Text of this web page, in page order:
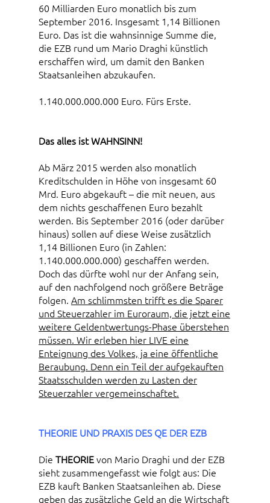
60 Milliarden Euro monatlich bis zum
September 2016. Insgesamt 1,14 Billionen
Euro. Das ist die wahnsinnige Summe die,
die EZB rund um Mario Draghi künstlich
erschaffen wird, um damit den Banken
Staatsanleihen abzukaufen.
1.140.000.000.000 Euro. Fürs Erste.
Das alles ist WAHNSINN!
Ab März 2015 werden also monatlich
Kreditschulden in Höhe von insgesamt 60
Mrd. Euro abgekauft – die mit neuen, aus
dem nichts geschaffenen Euro bezahlt
werden. Bis September 2016 (oder darüber
hinaus) sollen auf diese Weise zusätzlich
1,14 Billionen Euro (in Zahlen:
1.140.000.000.000) geschaffen werden.
Doch das dürfte wohl nur der Anfang sein,
auf den nachfolgend noch größere Beträge
folgen. Am schlimmsten trifft es die Sparer
und Steuerzahler im Euroraum, die jetzt eine
weitere Geldentwertungs-Phase überstehen
müssen. Wir erleben hier LIVE eine
Enteignung des Volkes, ja eine öffentliche
Beraubung. Denn ein Teil der aufgekauften
Staatsschulden werden zu Lasten der
Steuerzahler vergemeinschaftet.
THEORIE UND PRAXIS DES QE DER EZB
Die THEORIEvon Mario Draghi und der EZB
sieht zusammengefasst wie folgt aus: Die
EZB kauft Banken Staatsanleihen ab. Diese
geben das zusätzliche Geld an die Wirtschaft